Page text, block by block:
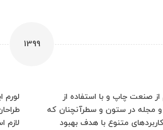
1399
صنعت چاپ و با استفاده از
و مجله در ستون و سطرآنچنان که
متنوع با هدف بهبود
لورم
لازم